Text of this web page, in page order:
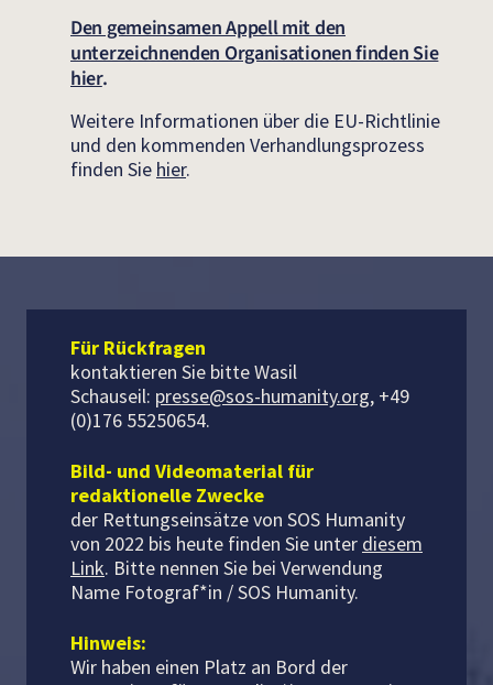
Den gemeinsamen Appell mit den
unterzeichnenden Organisationen finden Sie
hier.
Weitere Informationen über die EU-Richtlinie
und den kommenden Verhandlungsprozess
finden Sie hier.
Für Rückfragen
kontaktieren Sie bitte Wasil
Schauseil: presse@sos-humanity.org, +49
(0)176 55250654.
Bild- und Videomaterial für
redaktionelle Zwecke
der Rettungseinsätze von SOS Humanity
von 2022 bis heute finden Sie unter diesem
Link. Bitte nennen Sie bei Verwendung
Name Fotograf*in / SOS Humanity.
Hinweis:
Wir haben einen Platz an Bord der